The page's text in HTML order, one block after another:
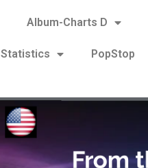
Album-Charts D
Statistics PopStop